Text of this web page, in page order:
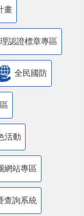
畫
認證標章專區
全民國防
活動
網站專區
查詢系統